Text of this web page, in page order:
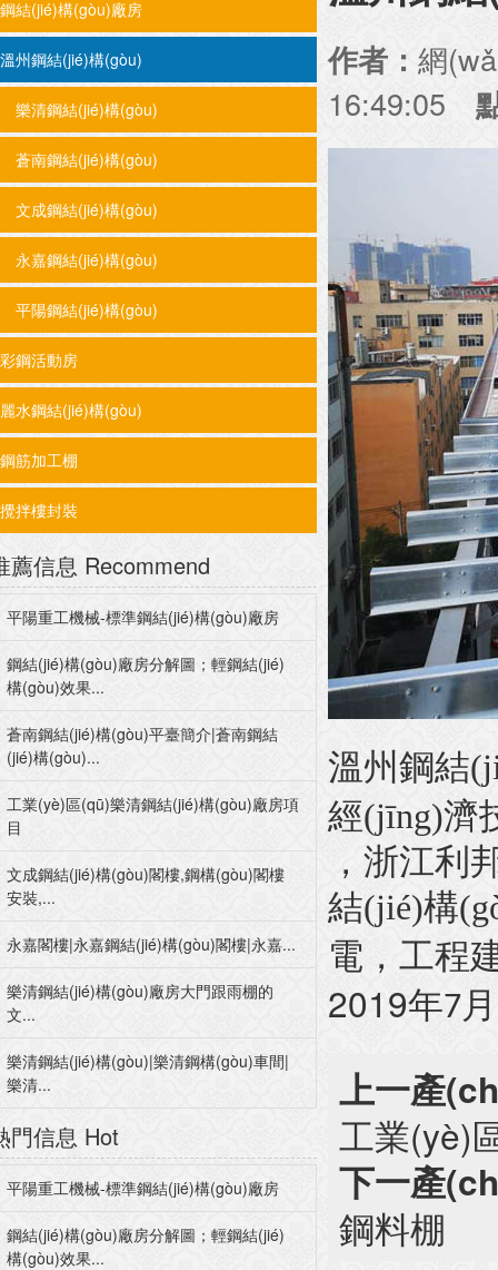
鋼結(jié)構(gòu)廠房
溫州鋼結(jié)構(gòu)
樂清鋼結(jié)構(gòu)
蒼南鋼結(jié)構(gòu)
文成鋼結(jié)構(gòu)
永嘉鋼結(jié)構(gòu)
平陽鋼結(jié)構(gòu)
彩鋼活動房
麗水鋼結(jié)構(gòu)
鋼筋加工棚
攪拌樓封裝
薦信息 Recommend
平陽重工機械-標準鋼結(jié)構(gòu)廠房
鋼結(jié)構(gòu)廠房分解圖；輕鋼結(jié)
構(gòu)效果...
蒼南鋼結(jié)構(gòu)平臺簡介|蒼南鋼結
(jié)構(gòu)...
工業(yè)區(qū)樂清鋼結(jié)構(gòu)廠房項
目
文成鋼結(jié)構(gòu)閣樓,鋼構(gòu)閣樓
安裝,...
永嘉閣樓|永嘉鋼結(jié)構(gòu)閣樓|永嘉...
樂清鋼結(jié)構(gòu)廠房大門跟雨棚的
文...
樂清鋼結(jié)構(gòu)|樂清鋼構(gòu)車間|
樂清...
門信息 Hot
平陽重工機械-標準鋼結(jié)構(gòu)廠房
鋼結(jié)構(gòu)廠房分解圖；輕鋼結(jié)
構(gòu)效果...
作者： 網
16:49:05
溫州鋼結
經(jīng)濟
，浙
結(jié)構
電，工程
2019年7
上一產
工業(yè)
下一產
鋼料棚